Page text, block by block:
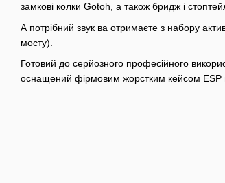
замкові колки Gotoh, а також бридж і
А потрібний звук ва отримаєте з набору
мосту).
Готовий до серйозного професійного
оснащений фірмовим жорстким кейсом ESP в